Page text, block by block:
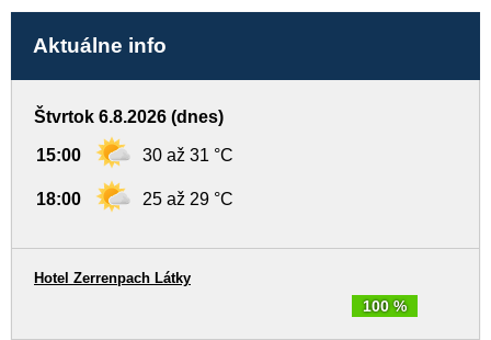
Aktuálne info
Štvrtok 6.8.2026 (dnes)
15:00 30 až 31 °C
18:00 25 až 29 °C
100 %
Hotel Zerrenpach Látky